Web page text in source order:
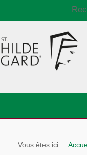
Vous êtes ici :